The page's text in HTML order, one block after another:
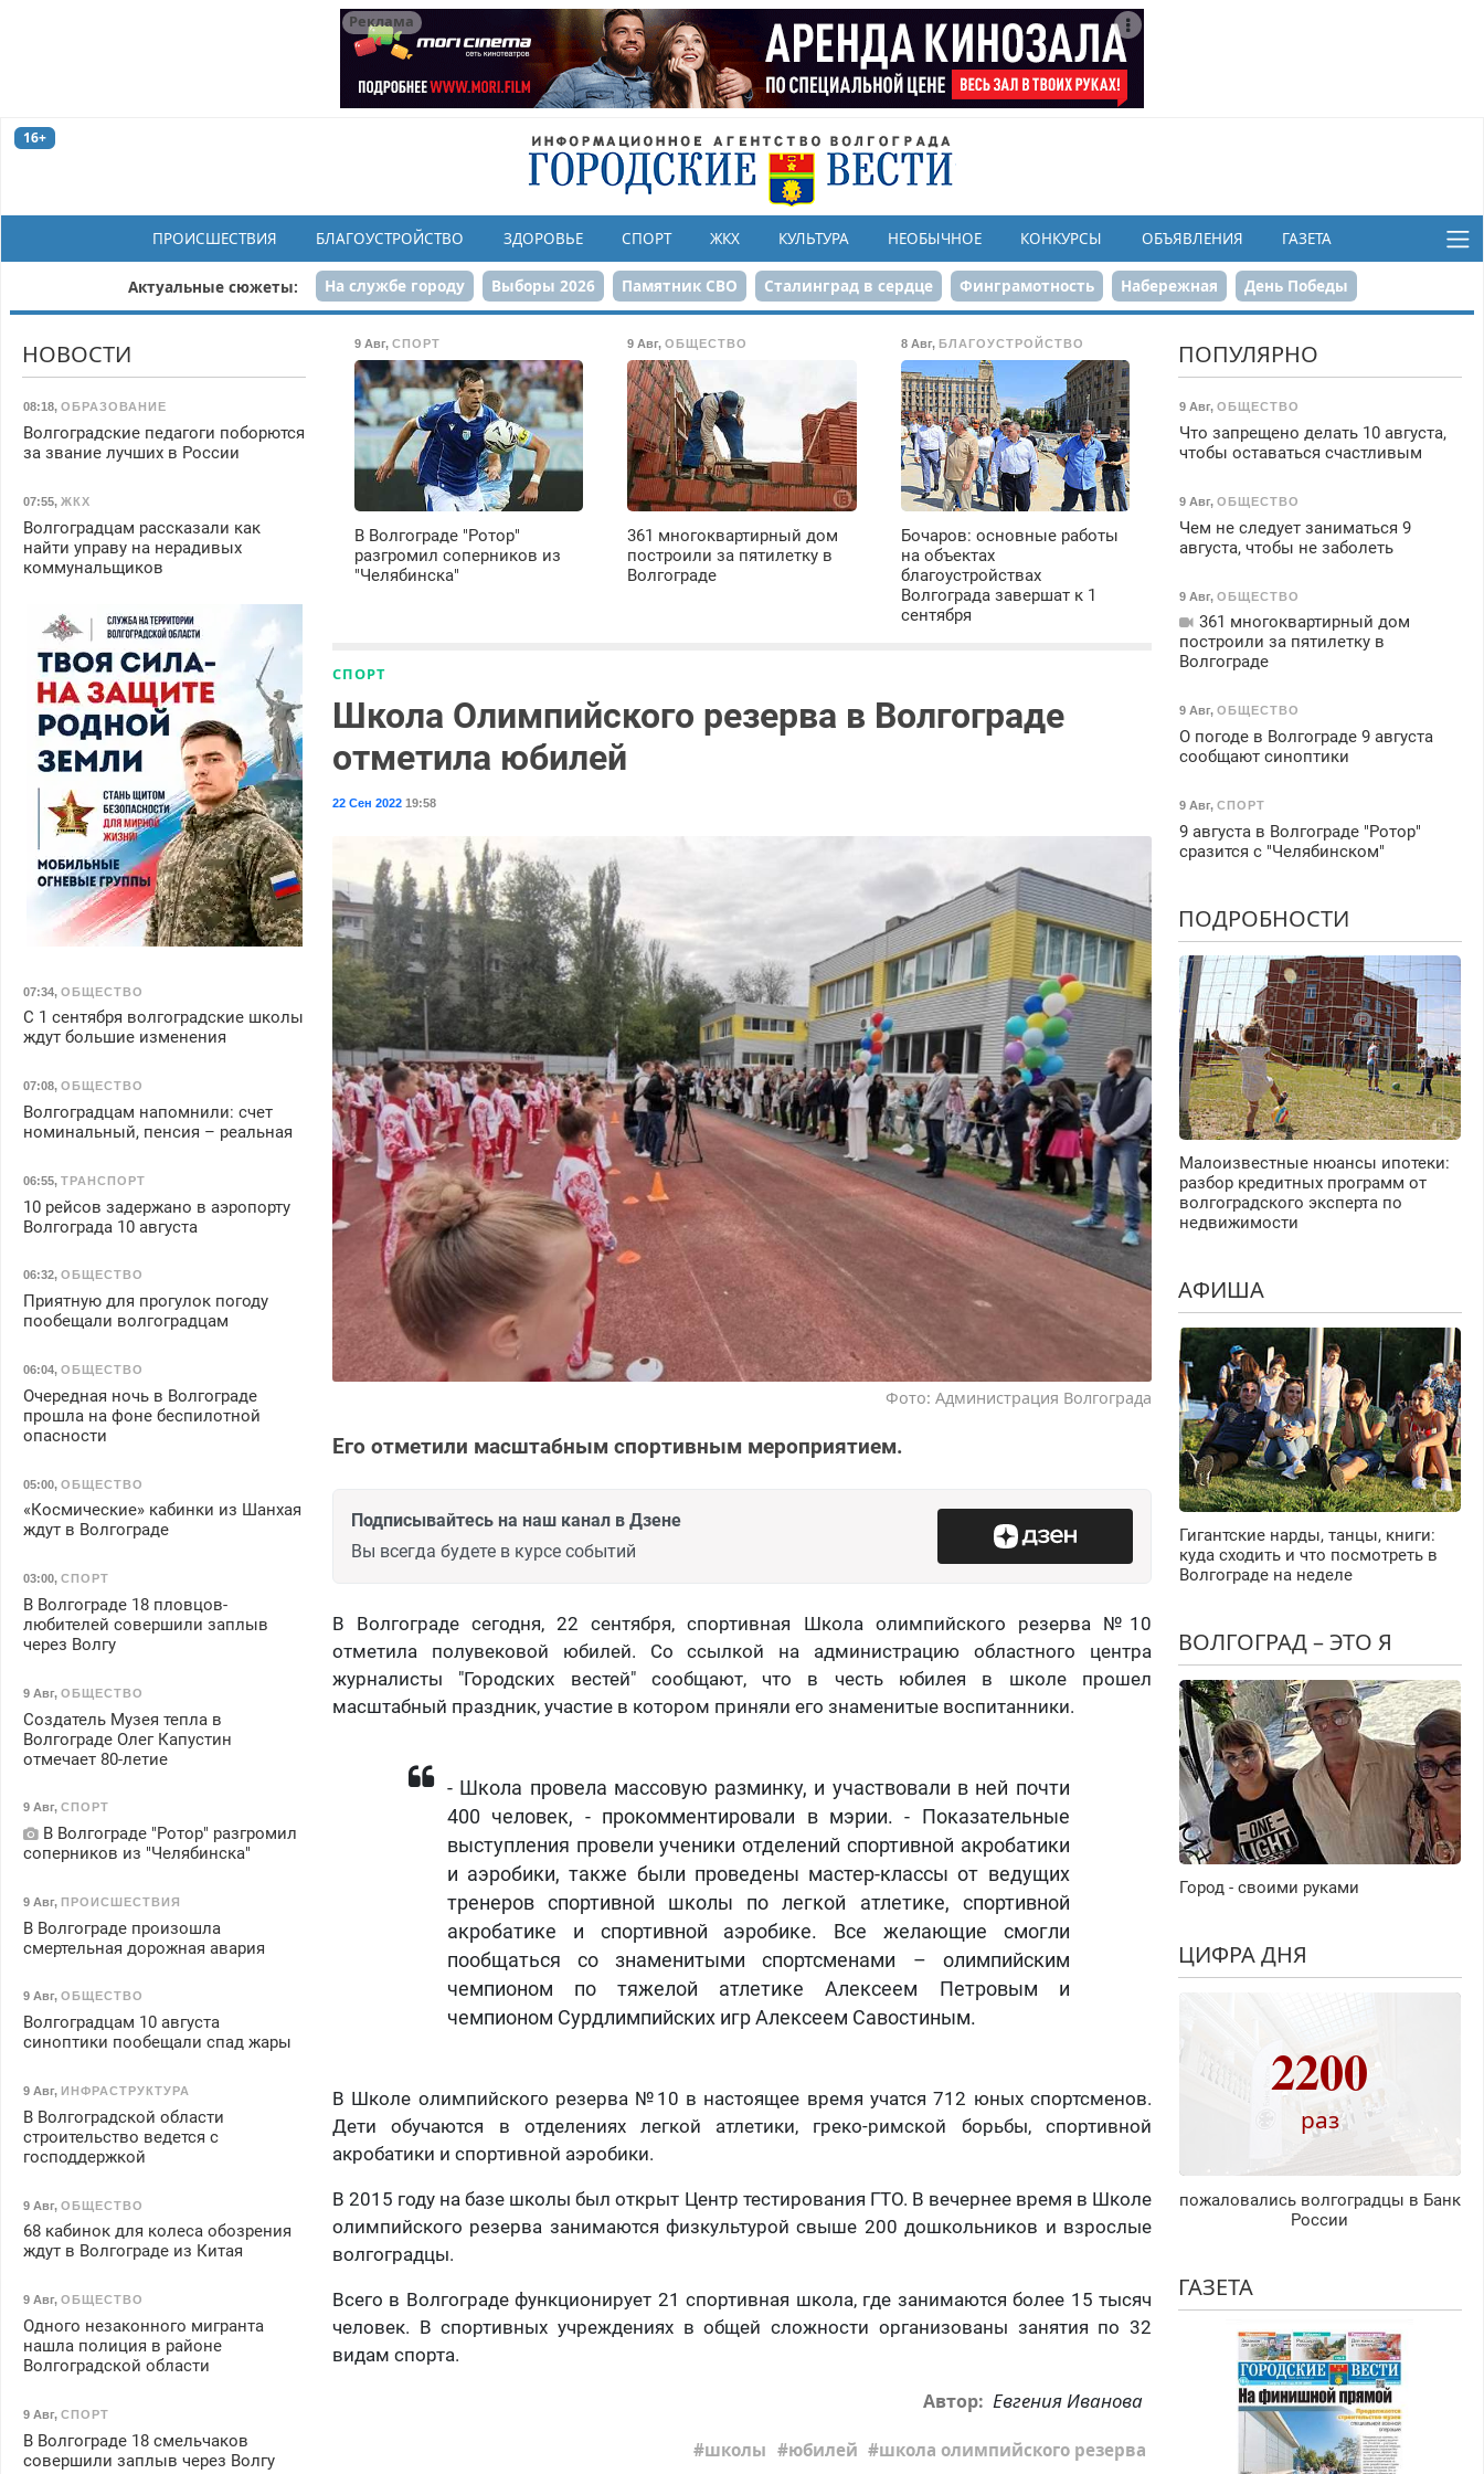
Реклама
16+
ПРОИСШЕСТВИЯ БЛАГОУСТРОЙСТВО ЗДОРОВЬЕ СПОРТ ЖКХ КУЛЬТУРА НЕОБЫЧНОЕ КОНКУРСЫ ОБЪЯВЛЕНИЯ ГАЗЕТА
Актуальные сюжеты: На службе городу Выборы 2026 Памятник СВО Сталинград в сердце Финграмотность Набережная День Победы
Реконструкция ЦПКиО 80-летие Победы Парк Героев-летчиков
9 Авг,СПОРТ
В Волгограде "Ротор"
разгромил соперников из
"Челябинска"
9 Авг,ОБЩЕСТВО
361 многоквартирный дом
построили за пятилетку в
Волгограде
8 Авг, БЛАГОУСТРОЙСТВО
Бочаров: основные работы
на объектах
благоустройствах
Волгограда завершат к 1
сентября
СПОРТ
Школа Олимпийского резерва в Волгограде
отметила юбилей
22 Сен 2022 19:58
Фото: Администрация Волгограда
Его отметили масштабным спортивным мероприятием.
Подписывайтесь на наш канал в Дзене
Вы всегда будете в курсе событий
В Волгограде сегодня, 22 сентября, спортивная Школа олимпийского резерва №10
отметила полувековой юбилей. Со ссылкой на администрацию областного центра
журналисты "Городских вестей" сообщают, что в честь юбилея в школе прошел
масштабный праздник, участие в котором приняли его знаменитые воспитанники.
- Школа провела массовую разминку, и участвовали в ней почти
400 человек, - прокомментировали в мэрии. - Показательные
выступления провели ученики отделений спортивной акробатики
и аэробики, также были проведены мастер-классы от ведущих
тренеров спортивной школы по легкой атлетике, спортивной
акробатике и спортивной аэробике. Все желающие смогли
пообщаться со знаменитыми спортсменами – олимпийским
чемпионом по тяжелой атлетике Алексеем Петровым и
чемпионом Сурдлимпийских игр Алексеем Савостиным.
В Школе олимпийского резерва №10 в настоящее время учатся 712 юных спортсменов.
Дети обучаются в отделениях легкой атлетики, греко-римской борьбы, спортивной
акробатики и спортивной аэробики.
В 2015 году на базе школы был открыт Центр тестирования ГТО. В вечернее время в Школе
олимпийского резерва занимаются физкультурой свыше 200 дошкольников и взрослые
волгоградцы.
Всего в Волгограде функционирует 21 спортивная школа, где занимаются более 15 тысяч
человек. В спортивных учреждениях в общей сложности организованы занятия по 32
видам спорта.
Автор: Евгения Иванова
школы юбилей школа олимпийского резерва
НОВОСТИ
08:18, ОБРАЗОВАНИЕ
Волгоградские педагоги поборются
за звание лучших в России
07:55, ЖКХ
Волгоградцам рассказали как
найти управу на нерадивых
коммунальщиков
07:34, ОБЩЕСТВО
С 1 сентября волгоградские школы
ждут большие изменения
07:08, ОБЩЕСТВО
Волгоградцам напомнили: счет
номинальный, пенсия – реальная
06:55, ТРАНСПОРТ
10 рейсов задержано в аэропорту
Волгограда 10 августа
06:32, ОБЩЕСТВО
Приятную для прогулок погоду
пообещали волгоградцам
06:04, ОБЩЕСТВО
Очередная ночь в Волгограде
прошла на фоне беспилотной
опасности
05:00, ОБЩЕСТВО
«Космические» кабинки из Шанхая
ждут в Волгограде
03:00, СПОРТ
В Волгограде 18 пловцов-
любителей совершили заплыв
через Волгу
9 Авг, ОБЩЕСТВО
Создатель Музея тепла в
Волгограде Олег Капустин
отмечает 80-летие
9 Авг, СПОРТ
В Волгограде "Ротор" разгромил
соперников из "Челябинска"
9 Авг, ПРОИСШЕСТВИЯ
В Волгограде произошла
смертельная дорожная авария
9 Авг, ОБЩЕСТВО
Волгоградцам 10 августа
синоптики пообещали спад жары
9 Авг, ИНФРАСТРУКТУРА
В Волгоградской области
строительство ведется с
господдержкой
9 Авг, ОБЩЕСТВО
68 кабинок для колеса обозрения
ждут в Волгограде из Китая
9 Авг, ОБЩЕСТВО
Одного незаконного мигранта
нашла полиция в районе
Волгоградской области
9 Авг, СПОРТ
В Волгограде 18 смельчаков
совершили заплыв через Волгу
ПОПУЛЯРНО
9 Авг, ОБЩЕСТВО
Что запрещено делать 10 августа,
чтобы оставаться счастливым
9 Авг, ОБЩЕСТВО
Чем не следует заниматься 9
августа, чтобы не заболеть
9 Авг, ОБЩЕСТВО
361 многоквартирный дом
построили за пятилетку в
Волгограде
9 Авг, ОБЩЕСТВО
О погоде в Волгограде 9 августа
сообщают синоптики
9 Авг, СПОРТ
9 августа в Волгограде "Ротор"
сразится с "Челябинском"
ПОДРОБНОСТИ
Малоизвестные нюансы ипотеки:
разбор кредитных программ от
волгоградского эксперта по
недвижимости
АФИША
Гигантские нарды, танцы, книги:
куда сходить и что посмотреть в
Волгограде на неделе
ВОЛГОГРАД – ЭТО Я
Город - своими руками
ЦИФРА ДНЯ
2200
раз
пожаловались волгоградцы в Банк
России
ГАЗЕТА